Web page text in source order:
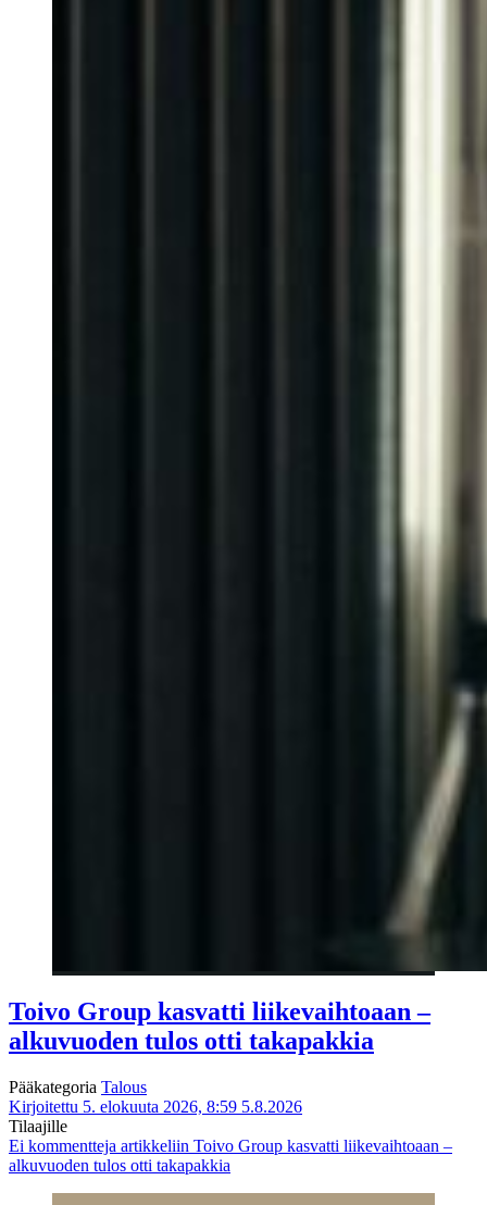
Toivo Group kasvatti liikevaihtoaan –
alkuvuoden tulos otti takapakkia
Pääkategoria Talous
Kirjoitettu 5. elokuuta 2026, 8:59 5.8.2026
Tilaajille
Ei kommentteja artikkeliin Toivo Group kasvatti liikevaihtoaan –
alkuvuoden tulos otti takapakkia